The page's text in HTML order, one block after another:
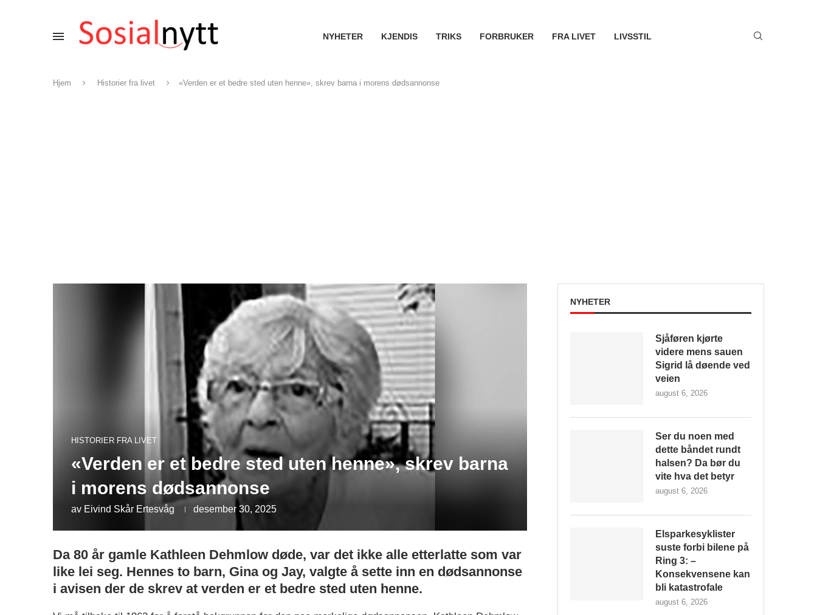
NYHETER KJENDIS TRIKS FORBRUKER FRA LIVET LIVSSTIL
Hjem Historier fra livet «Verden er et bedre sted uten henne», skrev barna i morens dødsannonse
HISTORIER FRA LIVET
«Verden er et bedre sted uten henne», skrev barna
i morens dødsannonse
av Eivind Skår Ertesvåg desember 30, 2025
Da 80 år gamle Kathleen Dehmlow døde, var det ikke alle etterlatte som var
like lei seg. Hennes to barn, Gina og Jay, valgte å sette inn en dødsannonse
i avisen der de skrev at verden er et bedre sted uten henne.
NYHETER
Sjåføren kjørte
videre mens sauen
Sigrid lå døende ved
veien
august 6, 2026
Ser du noen med
dette båndet rundt
halsen? Da bør du
vite hva det betyr
august 6, 2026
Elsparkesyklister
suste forbi bilene på
Ring 3: –
Konsekvensene kan
bli katastrofale
august 6, 2026